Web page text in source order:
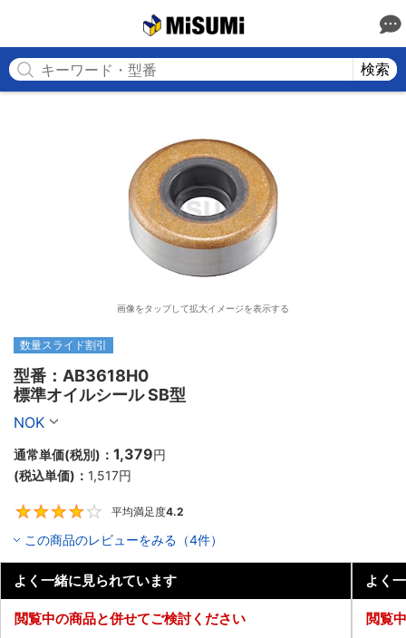
検索
画像をタップして拡大イメージを表示する
数量スライド割引
型番：AB3618H0
標準オイルシール SB型
NOK
通常単価(税別)： 1,379円
(税込単価)： 1,517円
平均満足度4.2
この商品のレビューをみる（4件）
よく一緒に見られています
閲覧中の商品と併せてご検討ください
よく
閲覧